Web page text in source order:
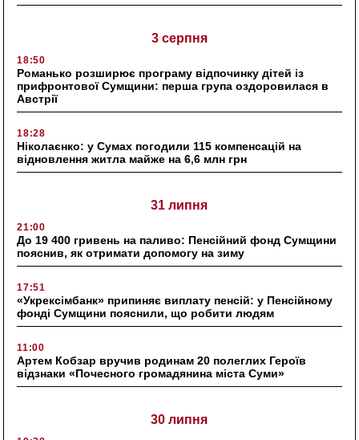
3 серпня
18:50
Романько розширює програму відпочинку дітей із
прифронтової Сумщини: перша група оздоровилася в
Австрії
18:28
Ніколаєнко: у Сумах погодили 115 компенсацій на
відновлення житла майже на 6,6 млн грн
31 липня
21:00
До 19 400 гривень на паливо: Пенсійний фонд Сумщини
пояснив, як отримати допомогу на зиму
17:51
«Укрексімбанк» припиняє виплату пенсій: у Пенсійному
фонді Сумщини пояснили, що робити людям
11:00
Артем Кобзар вручив родинам 20 полеглих Героїв
відзнаки «Почесного громадянина міста Суми»
30 липня